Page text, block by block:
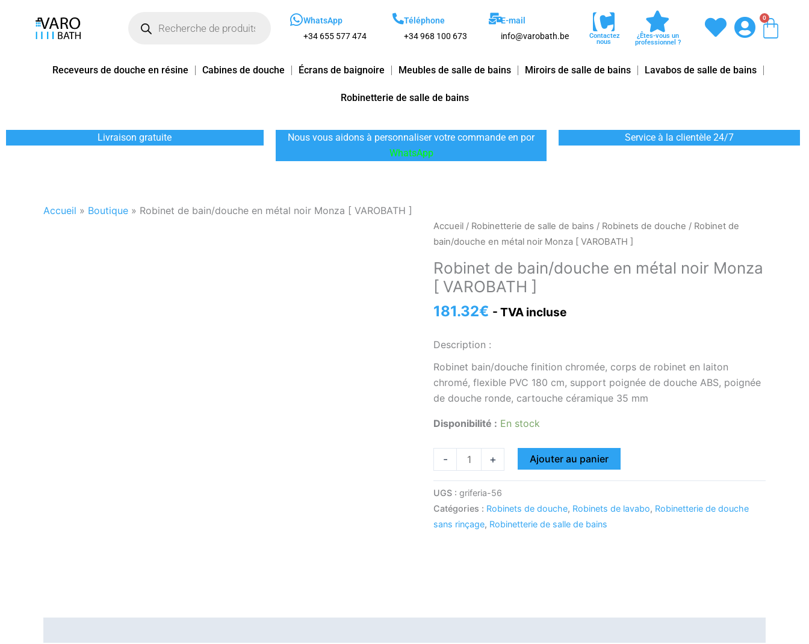
contenu
produits
WhatsApp
+34 655 577 474
Téléphone
+34 968 100 673
E-mail
info@varobath.be
Contactez
nous
¿Êtes-vous un
professionnel ?
0
Receveurs de douche en résine Cabines de douche Écrans de baignoire Meubles de salle de bains Miroirs de salle de bains Lavabos de salle de bains
Robinetterie de salle de bains
Livraison gratuite
Nous vous aidons à personnaliser votre commande en por
WhatsApp
Service à la clientèle 24/7
Accueil » Boutique » Robinet de bain/douche en métal noir Monza [ VAROBATH ]
Accueil / Robinetterie de salle de bains / Robinets de douche / Robinet de
bain/douche en métal noir Monza [ VAROBATH ]
Robinet de bain/douche en métal noir Monza
[ VAROBATH ]
181.32€ - TVA incluse
Description :
Robinet bain/douche finition chromée, corps de robinet en laiton
chromé, flexible PVC 180 cm, support poignée de douche ABS, poignée
de douche ronde, cartouche céramique 35 mm
Disponibilité : En stock
-
quantité
de
de
bain/douche
en
métal
Monza
[
VAROBATH
]
+ Ajouter au panier
UGS : griferia-56
Catégories : Robinets de douche, Robinets de lavabo, Robinetterie de douche
sans rinçage, Robinetterie de salle de bains